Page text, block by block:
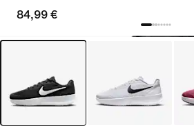
84,99 €